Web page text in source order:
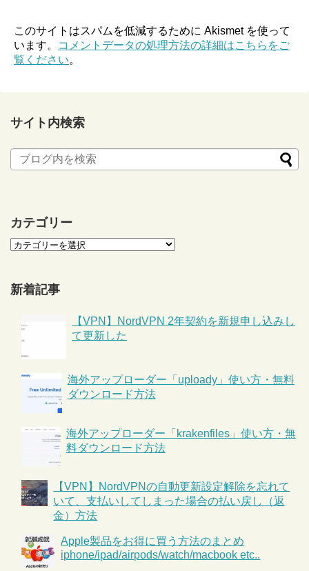
このサイトはスパムを低減するために Akismet を使って
います。
コメントデータの処理方法の詳細はこちらをご
覧ください。
サイト内検索
カテゴリー
新着記事
【VPN】NordVPN 2年契約を新規申し込みし
て更新した
海外アップローダー「uploady」使い方・無料
ダウンロード方法
海外アップローダー「krakenfiles」使い方・無
料ダウンロード方法
【VPN】NordVPNの自動更新設定解除を忘れて
いて、支払いしてしまった場合の払い戻し（返
金）方法
Apple製品をお得に買う方法のまとめ
iphone/ipad/airpods/watch/macbook etc..